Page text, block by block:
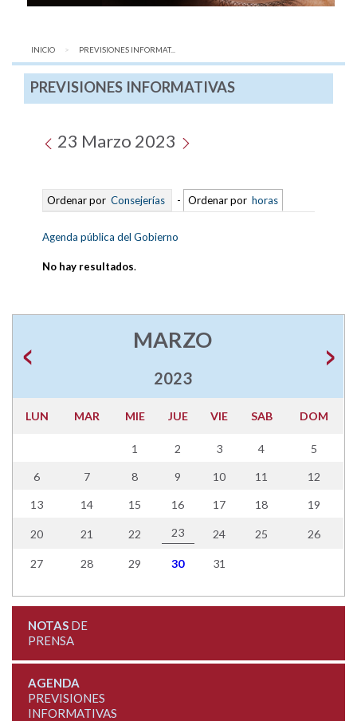
INICIO AQUÍ:
PREVISIONES INFORMAT...
PREVISIONES INFORMATIVAS
23 Marzo 2023
Ordenar por Consejerías - Ordenar por horas
Agenda pública del Gobierno
No hay resultados.
MARZO
2023
LUN MAR MIE JUE VIE SAB DOM
1 2 3 4 5
6 7 8 9 10 11 12
13 14 15 16 17 18 19
20 21 22 23 24 25 26
27 28 29 30 31
NOTASDE
PRENSA
AGENDA
PREVISIONES
INFORMATIVAS